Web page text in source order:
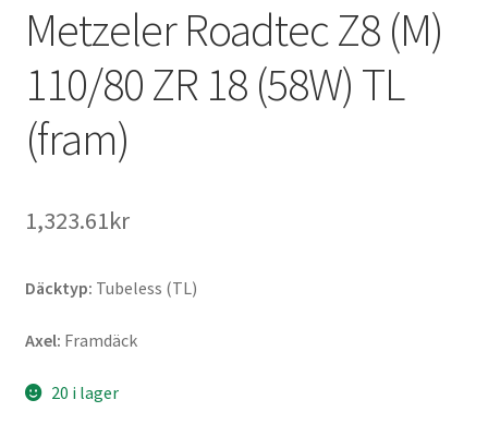
Metzeler Roadtec Z8 (M)
110/80 ZR 18 (58W) TL
(fram)
1,323.61kr
Däcktyp: Tubeless (TL)
Axel: Framdäck
20 i lager